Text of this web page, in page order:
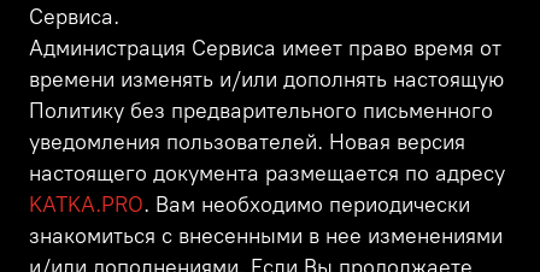
Сервиса.
Администрация Сервиса имеет право время от
времени изменять и/или дополнять настоящую
Политику без предварительного письменного
уведомления пользователей. Новая версия
настоящего документа размещается по адресу
KATKA.PRO. Вам необходимо периодически
знакомиться с внесенными в нее изменениями